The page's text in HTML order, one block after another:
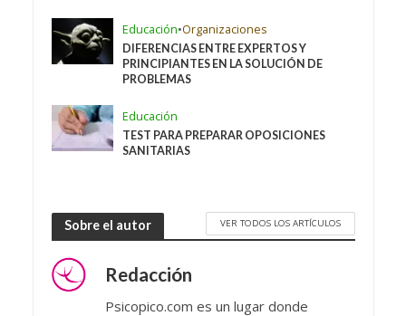
Educación•Organizaciones
DIFERENCIAS ENTRE EXPERTOS Y
PRINCIPIANTES EN LA SOLUCIÓN DE
PROBLEMAS
Educación
TEST PARA PREPARAR OPOSICIONES
SANITARIAS
Sobre el autor VER TODOS LOS ARTÍCULOS
Redacción
Psicopico.com es un lugar donde